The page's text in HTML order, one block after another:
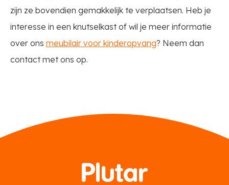
zijn ze bovendien gemakkelijk te verplaatsen. Heb je
interesse in een knutselkast of wil je meer informatie
over ons meubilair voor kinderopvang? Neem dan
contact met ons op.